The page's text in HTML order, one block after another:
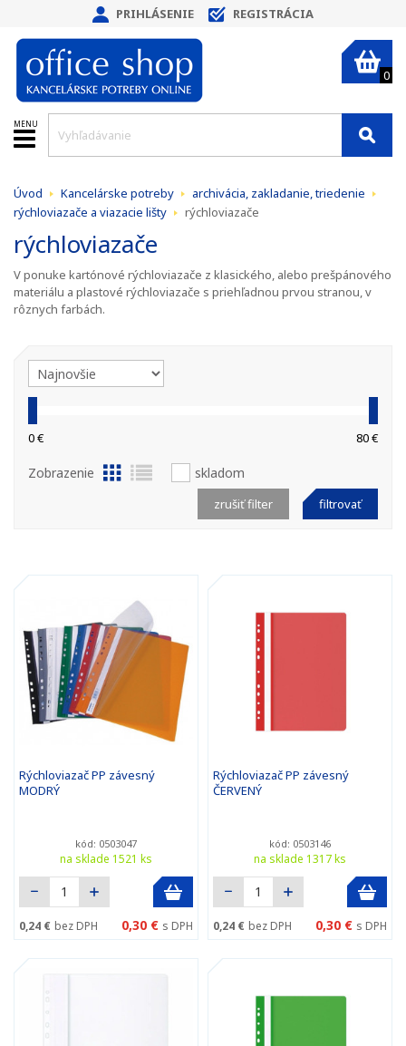
PRIHLÁSENIE REGISTRÁCIA
0
MENU
Úvod Kancelárske potreby
archivácia, zakladanie, triedenie
rýchloviazače a viazacie lišty
rýchloviazače
rýchloviazače
V ponuke kartónové rýchloviazače z klasického, alebo prešpánového
materiálu a plastové rýchloviazače s priehľadnou prvou stranou, v
rôznych farbách.
0 € 80 €
Zobrazenie skladom
filtrovať
zrušiť filter
Rýchloviazač PP závesný
MODRÝ
kód: 0503047
na sklade 1521 ks
0,24 € bez DPH 0,30 € s DPH
Rýchloviazač PP závesný
ČERVENÝ
kód: 0503146
na sklade 1317 ks
0,24 € bez DPH 0,30 € s DPH